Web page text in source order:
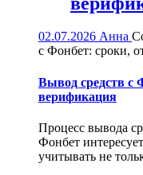
02.07.2026 Анна
с Фонбет: сроки,
Вывод средств с
верификация
Процесс вывода
Фонбет
учитывать не